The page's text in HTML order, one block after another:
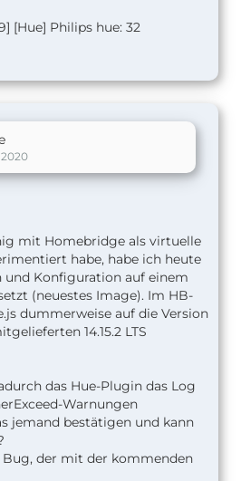
[Hue] Philips hue: 32
mit Homebridge als virtuelle
habe, habe ich heute
und Konfiguration auf einem
(neuestes Image). Im HB-
dummerweise auf die Version
14.15.2 LTS
das Hue-Plugin das Log
Warnungen
jemand bestätigen und kann
Bug, der mit der kommenden